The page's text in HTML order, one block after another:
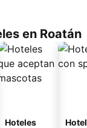
en Roatán
Hoteles